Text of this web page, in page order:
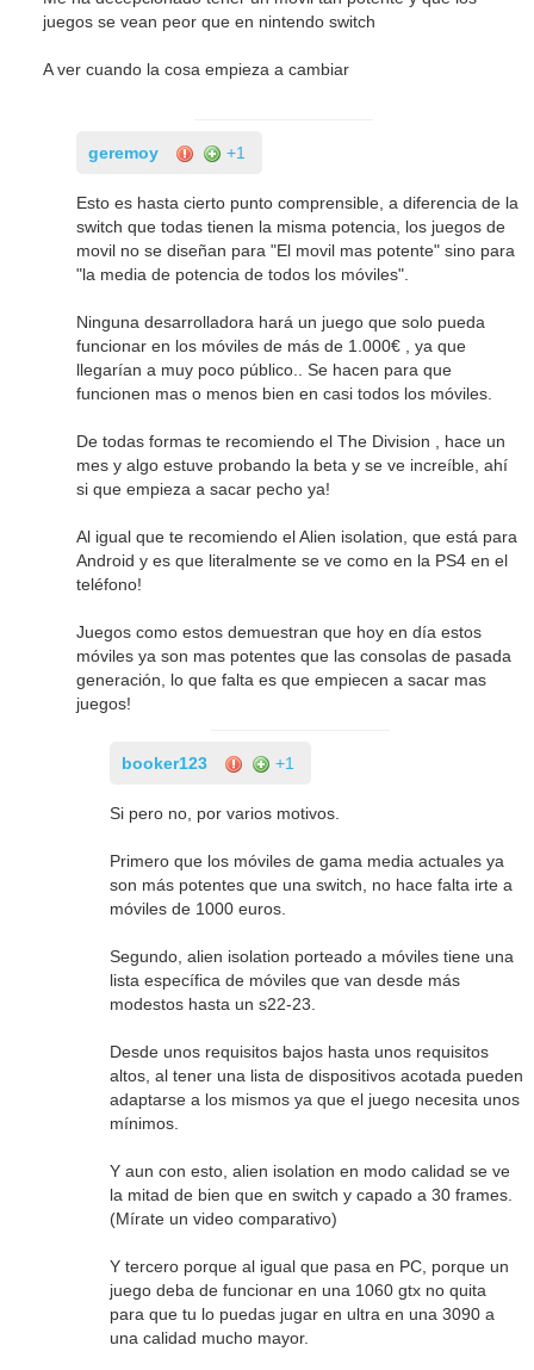
juegos se vean peor que en nintendo switch
A ver cuando la cosa empieza a cambiar
geremoy +1
Esto es hasta cierto punto comprensible, a diferencia de la
switch que todas tienen la misma potencia, los juegos de
movil no se diseñan para "El movil mas potente" sino para
"la media de potencia de todos los móviles".
Ninguna desarrolladora hará un juego que solo pueda
funcionar en los móviles de más de 1.000€ , ya que
llegarían a muy poco público.. Se hacen para que
funcionen mas o menos bien en casi todos los móviles.
De todas formas te recomiendo el The Division , hace un
mes y algo estuve probando la beta y se ve increíble, ahí
si que empieza a sacar pecho ya!
Al igual que te recomiendo el Alien isolation, que está para
Android y es que literalmente se ve como en la PS4 en el
teléfono!
Juegos como estos demuestran que hoy en día estos
móviles ya son mas potentes que las consolas de pasada
generación, lo que falta es que empiecen a sacar mas
juegos!
booker123 +1
Si pero no, por varios motivos.
Primero que los móviles de gama media actuales ya
son más potentes que una switch, no hace falta irte a
móviles de 1000 euros.
Segundo, alien isolation porteado a móviles tiene una
lista específica de móviles que van desde más
modestos hasta un s22-23.
Desde unos requisitos bajos hasta unos requisitos
altos, al tener una lista de dispositivos acotada pueden
adaptarse a los mismos ya que el juego necesita unos
mínimos.
Y aun con esto, alien isolation en modo calidad se ve
la mitad de bien que en switch y capado a 30 frames.
(Mírate un video comparativo)
Y tercero porque al igual que pasa en PC, porque un
juego deba de funcionar en una 1060 gtx no quita
para que tu lo puedas jugar en ultra en una 3090 a
una calidad mucho mayor.